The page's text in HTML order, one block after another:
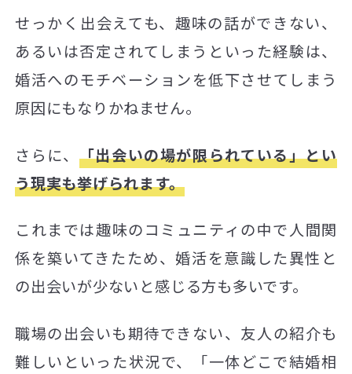
せっかく出会えても、趣味の話ができない、
あるいは否定されてしまうといった経験は、
婚活へのモチベーションを低下させてしまう
原因にもなりかねません。
さらに、 「出会いの場が限られている」とい
う現実も挙げられます。
これまでは趣味のコミュニティの中で人間関
係を築いてきたため、婚活を意識した異性と
の出会いが少ないと感じる方も多いです。
職場の出会いも期待できない、友人の紹介も
難しいといった状況で、「一体どこで結婚相